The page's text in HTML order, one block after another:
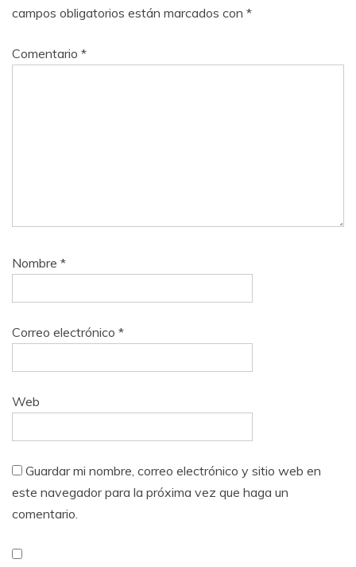
campos obligatorios están marcados con *
Comentario *
Nombre *
Correo electrónico *
Web
Guardar mi nombre, correo electrónico y sitio web en
este navegador para la próxima vez que haga un
comentario.